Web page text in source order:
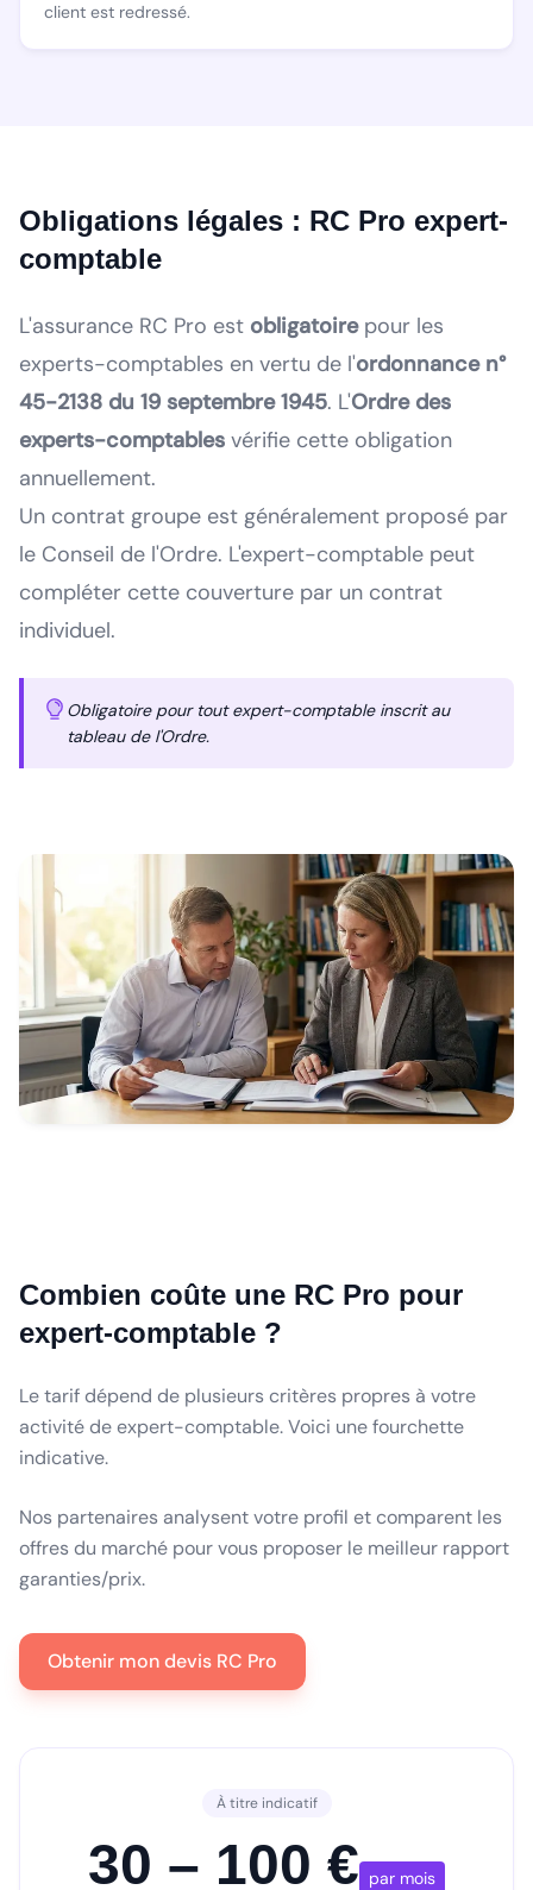
client est redressé.
Obligations légales : RC Pro expert-
comptable
L'assurance RC Pro est obligatoirepour les
experts-comptables en vertu de l'ordonnance n°
45-2138 du 19 septembre 1945. L'Ordre des
experts-comptables vérifie cette obligation
annuellement.
Un contrat groupe est généralement proposé par
le Conseil de l'Ordre. L'expert-comptable peut
compléter cette couverture par un contrat
individuel.
Obligatoire pour tout expert-comptable inscrit au
tableau de l'Ordre.
Combien coûte une RC Pro pour
expert-comptable ?
Le tarif dépend de plusieurs critères propres à votre
activité de expert-comptable. Voici une fourchette
indicative.
Nos partenaires analysent votre profil et comparent les
offres du marché pour vous proposer le meilleur rapport
garanties/prix.
Obtenir mon devis RC Pro
À titre indicatif
30 – 100 € par mois